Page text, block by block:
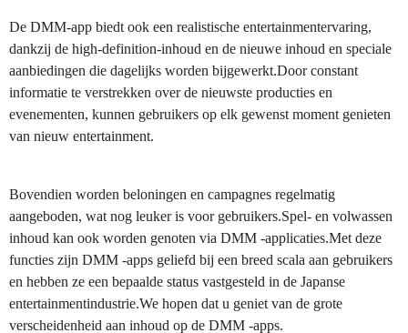
De DMM-app biedt ook een realistische entertainmentervaring,
dankzij de high-definition-inhoud en de nieuwe inhoud en speciale
aanbiedingen die dagelijks worden bijgewerkt.Door constant
informatie te verstrekken over de nieuwste producties en
evenementen, kunnen gebruikers op elk gewenst moment genieten
van nieuw entertainment.
Bovendien worden beloningen en campagnes regelmatig
aangeboden, wat nog leuker is voor gebruikers.Spel- en volwassen
inhoud kan ook worden genoten via DMM -applicaties.Met deze
functies zijn DMM -apps geliefd bij een breed scala aan gebruikers
en hebben ze een bepaalde status vastgesteld in de Japanse
entertainmentindustrie.We hopen dat u geniet van de grote
verscheidenheid aan inhoud op de DMM -apps.